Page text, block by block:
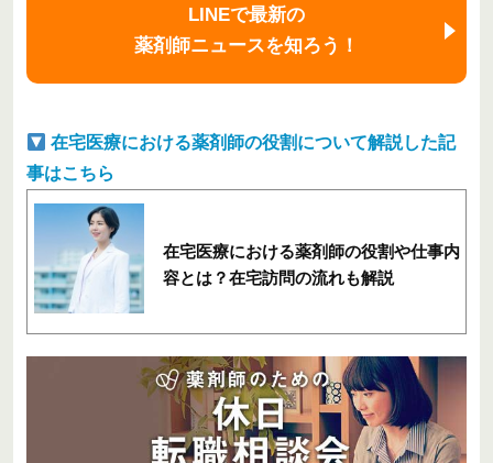
LINEで最新の
薬剤師ニュースを知ろう！
在宅医療における薬剤師の役割について解説した記
事はこちら
在宅医療における薬剤師の役割や仕事内
容とは？在宅訪問の流れも解説